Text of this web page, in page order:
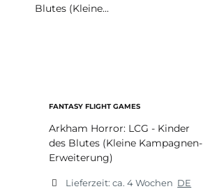
FANTASY FLIGHT GAMES
Arkham Horror: LCG - Kinder
des Blutes (Kleine Kampagnen-
Erweiterung)
Lieferzeit:ca. 4 Wochen DE